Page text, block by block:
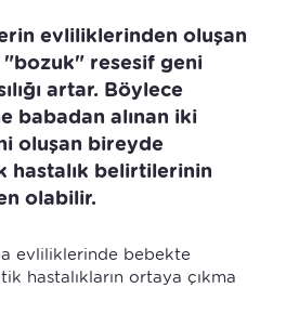
evliliklerinden oluşan
"bozuk" resesif geni
artar. Böylece
babadan alınan iki
oluşan bireyde
hastalık belirtilerinin
olabilir.
evliliklerinde bebekte
hastalıkların ortaya çıkma